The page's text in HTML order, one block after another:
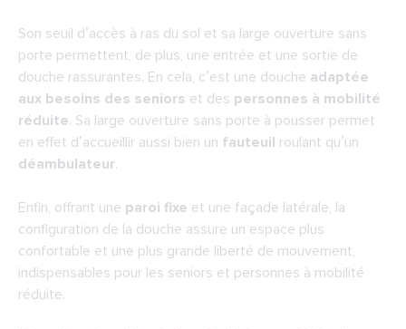
Son seuil d’accès à ras du sol et sa large ouverture sans
porte permettent, de plus, une entrée et une sortie de
douche rassurantes. En cela, c’est une douche adaptée
aux besoins des seniors et des personnes à mobilité
réduite. Sa large ouverture sans porte à pousser permet
en effet d’accueillir aussi bien un fauteuil roulant qu’un
déambulateur.
Enfin, offrant une paroi fixe et une façade latérale, la
configuration de la douche assure un espace plus
confortable et une plus grande liberté de mouvement,
indispensables pour les seniors et personnes à mobilité
réduite.